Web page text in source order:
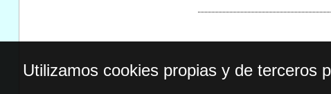
Utilizamos cookies propias y de terceros